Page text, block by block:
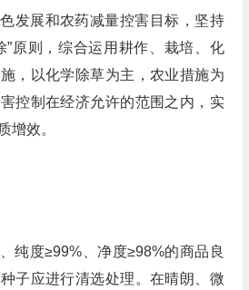
发展和农药减量控害目标，坚持
”原则，综合运用耕作、栽培、化
，以化学除草为主，农业措施为
控制在经济允许的范围之内，实
增效。
纯度≥99%、净度≥98%的商品良
子应进行清选处理。在晴朗、微